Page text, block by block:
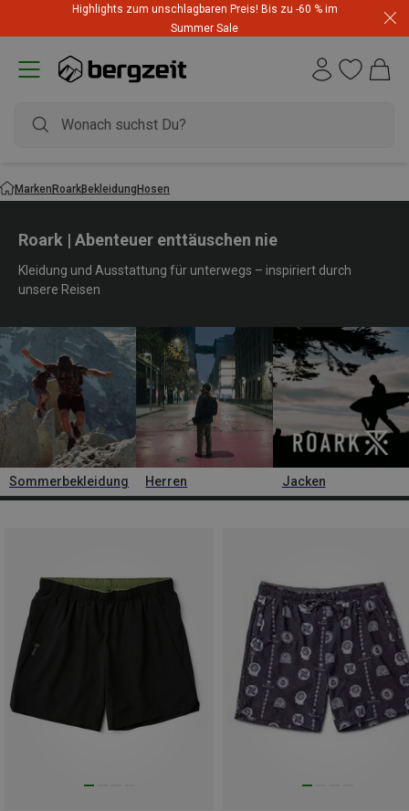
Highlights zum unschlagbaren Preis! Bis zu -60 % im
Summer Sale
MarkenRoarkBekleidungHosen
Roark | Abenteuer enttäuschen nie
Kleidung und Ausstattung für unterwegs – inspiriert durch
unsere Reisen
Sommerbekleidung Herren Jacken